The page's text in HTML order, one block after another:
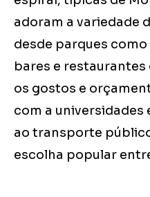
adoram a variedade
desde parques como
bares e
os gostos e
com a universidades
ao transporte
escolha popular